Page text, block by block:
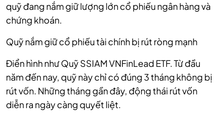
quỹ đang nắm giữ lượng lớn cổ phiếu ngân hàng và
chứng khoán.
Quỹ nắm giữ cổ phiếu tài chính bị rút ròng mạnh
Điển hình như Quỹ SSIAM VNFinLead ETF. Từ đầu
năm đến nay, quỹ này chỉ có đúng 3 tháng không bị
rút vốn. Những tháng gần đây, động thái rút vốn
diễn ra ngày càng quyết liệt.